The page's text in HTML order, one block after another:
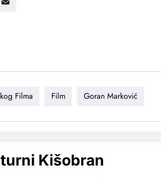
Filma Film Goran Marković
Kišobran